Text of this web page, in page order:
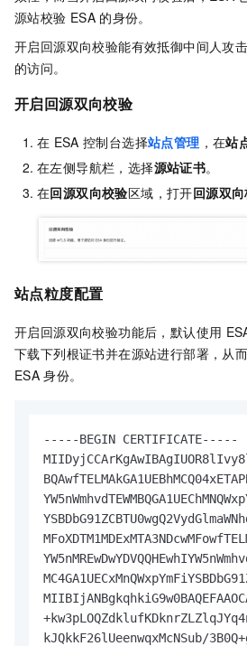
源站校验 ESA 的身份。
开启回源双向校验能有效抵御中间人攻
的访问。
开启回源双向校验
在 ESA 控制台选择站点管理 ，在站
在左侧导航栏，选择源站证书。
在回源双向校验区域，打开回源双
站点粒度配置
开启回源双向校验功能后，默认使用
下载下列根证书并在源站进行部署，从
ESA 身份。
-----BEGIN CERTIFICATE-----
kJQkkF26lUeenwqxMcNSub/